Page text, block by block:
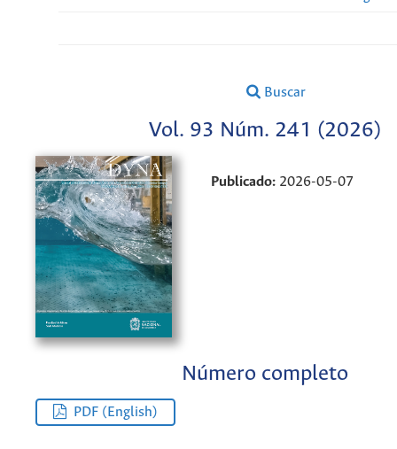
Buscar
Vol. 93 Núm. 241 (2026)
Publicado: 2026-05-07
Número completo
PDF (English)